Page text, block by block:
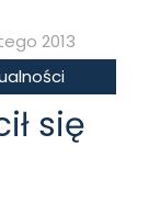
2013
się